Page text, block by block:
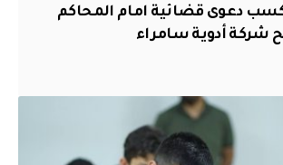
دعوى قضائية امام المحاكم
شركة أدوية سامراء